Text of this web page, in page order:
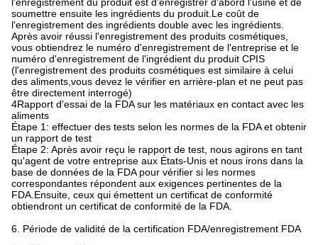
soumettre ensuite les ingrédients du produit.Le coût de
l'enregistrement des ingrédients double avec les ingrédients.
Après avoir réussi l'enregistrement des produits cosmétiques,
vous obtiendrez le numéro d'enregistrement de l'entreprise et le
numéro d'enregistrement de l'ingrédient du produit CPIS
(l'enregistrement des produits cosmétiques est similaire à celui
des aliments,vous devez le vérifier en arrière-plan et ne peut pas
être directement interrogé)
4Rapport d'essai de la FDA sur les matériaux en contact avec les
aliments
Étape 1: effectuer des tests selon les normes de la FDA et obtenir
un rapport de test
Étape 2: Après avoir reçu le rapport de test, nous agirons en tant
qu'agent de votre entreprise aux États-Unis et nous irons dans la
base de données de la FDA pour vérifier si les normes
correspondantes répondent aux exigences pertinentes de la
FDA.Ensuite, ceux qui émettent un certificat de conformité
obtiendront un certificat de conformité de la FDA.
6. Période de validité de la certification FDA/enregistrement FDA